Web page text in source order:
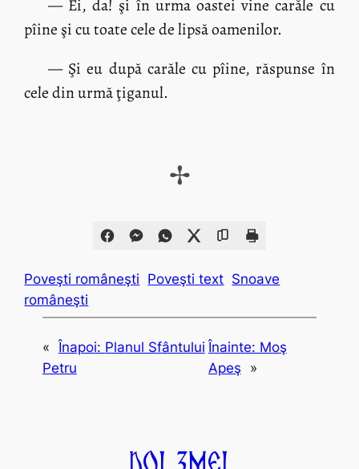
— Ei, da! şi în urma oastei vine carăle cu
pîine şi cu toate cele de lipsă oamenilor.
— Şi eu după carăle cu pîine, răspunse în
cele din urmă ţiganul.
✢
Poveşti româneşti Poveşti text Snoave
româneşti
« Înapoi: Planul Sfântului
Petru
Înainte: Moş
Apeş
»